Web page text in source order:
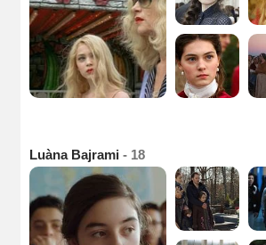
Luàna Bajrami - 18